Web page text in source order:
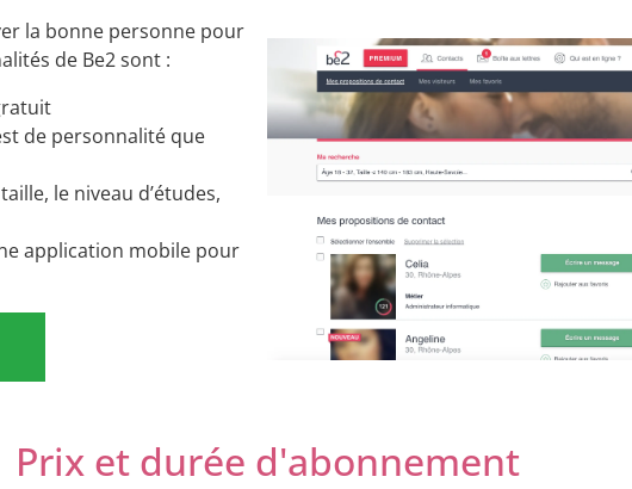
la bonne personne pour
de Be2 sont :
de personnalité que
le niveau d’études,
application mobile pour
Prix et durée d'abonnement